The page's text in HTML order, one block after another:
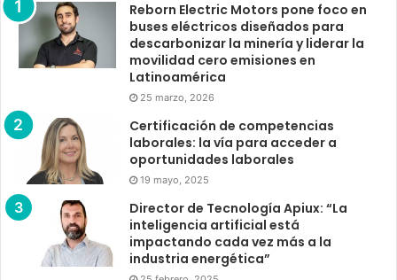
Reborn Electric Motors pone foco en
buses eléctricos diseñados para
descarbonizar la minería y liderar la
movilidad cero emisiones en
Latinoamérica
25 marzo, 2026
Certificación de competencias
laborales: la vía para acceder a
oportunidades laborales
19 mayo, 2025
Director de Tecnología Apiux: “La
inteligencia artificial está
impactando cada vez más a la
industria energética”